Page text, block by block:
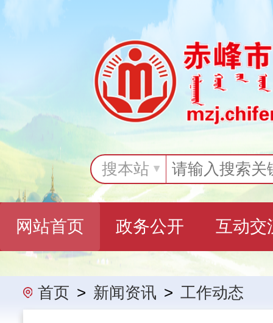
搜本站
网站首页 政务公开 互动交
办事指南 民政要闻 机构概
首页 > 新闻资讯 > 工作动态